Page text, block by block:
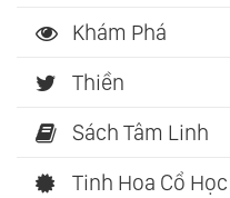
Khám Phá
Thiền
Sách Tâm Linh
Tinh Hoa Cổ Học